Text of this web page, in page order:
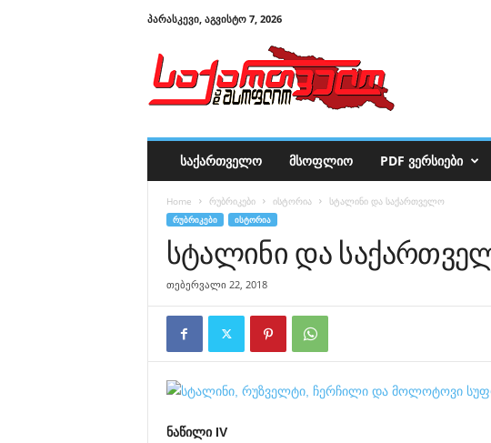
ᲞᲐᲠᲐᲡᲙᲔᲕᲘ, ᲐᲒᲕᲘᲡᲢᲝ 7, 2026
ო
ი
ᲡᲐᲥᲐᲠᲗᲕᲔᲚᲝ ᲛᲡᲝᲤᲚᲘᲝ PDF ᲕᲔᲠᲡᲘᲔᲑᲘ
Home რუბრიკები ისტორია სტალინი და საქართველო
ᲠᲣᲑᲠᲘᲙᲔᲑᲘ ᲘᲡᲢᲝᲠᲘᲐ
სტალინი და
თებერვალი 22, 2018
ნაწილი IV